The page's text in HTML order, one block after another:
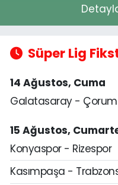
Süper Lig
14 Ağustos, Cuma
Galatasaray - Çorum
15 Ağustos,
Konyaspor - Rizespor
Kasımpaşa -